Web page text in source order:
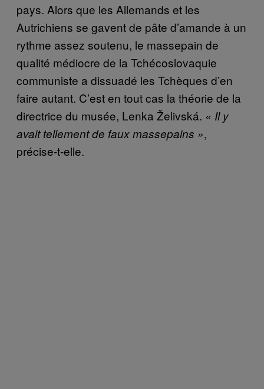
pays. Alors que les Allemands et les
Autrichiens se gavent de pâte d’amande à un
rythme assez soutenu, le massepain de
qualité médiocre de la Tchécoslovaquie
communiste a dissuadé les Tchèques d’en
faire autant. C’est en tout cas la théorie de la
directrice du musée, Lenka Želivská. « Il y
avait tellement de faux massepains »,
précise-t-elle.